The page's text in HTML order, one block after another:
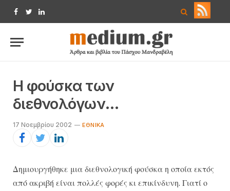
Facebook
TwitterLinkedIn
Η φούσκα των
διεθνολόγων…
17 Νοεμβρίου 2002 ΕΘΝΙΚΆ
Δημιουργήθηκε μια διεθνολογική φούσκα η οποία εκτός
από ακριβή είναι πολλές φορές κι επικίνδυνη. Γιατί ο